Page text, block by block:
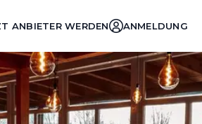
ANBIETER WERDEN ANMELDUNG